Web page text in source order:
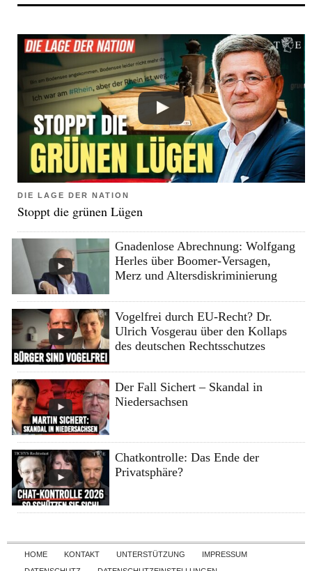
DIE LAGE DER NATION
Stoppt die grünen Lügen
Gnadenlose Abrechnung: Wolfgang
Herles über Boomer-Versagen,
Merz und Altersdiskriminierung
Vogelfrei durch EU-Recht? Dr.
Ulrich Vosgerau über den Kollaps
des deutschen Rechtsschutzes
Der Fall Sichert – Skandal in
Niedersachsen
Chatkontrolle: Das Ende der
Privatsphäre?
Skip to content
HOME KONTAKT UNTERSTÜTZUNG
IMPRESSUM